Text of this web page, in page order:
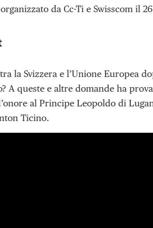
da Cc-Ti e Swisscom il
la Svizzera e l’Unione Europea
A queste e altre domande ha
al Principe Leopoldo di
Ticino.